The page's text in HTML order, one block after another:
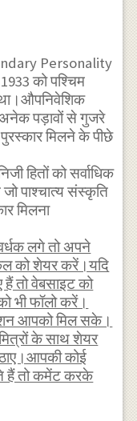
Personality
को पश्चिम
पड़ावों से गुजरे
मिलने के पीछे
हितों को सर्वाधिक
जो पाश्चात्य संस्कृति
मिलना
लगे तो अपने
को शेयर करें।यदि
तो वेबसाइट को
भी फॉलो करें।
आपको मिल सके।
के साथ शेयर
कोई
हैं तो कमेंट करके